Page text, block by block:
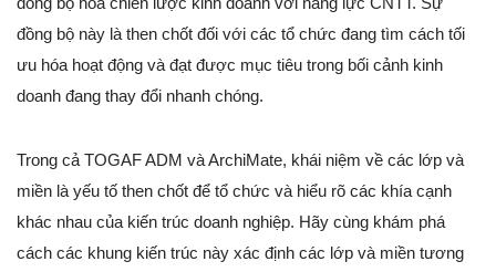
đồng bộ này là then chốt đối với các tổ chức đang tìm cách tối
ưu hóa hoạt động và đạt được mục tiêu trong bối cảnh kinh
doanh đang thay đổi nhanh chóng.
Trong cả TOGAF ADM và ArchiMate, khái niệm về các lớp và
miền là yếu tố then chốt để tổ chức và hiểu rõ các khía cạnh
khác nhau của kiến trúc doanh nghiệp. Hãy cùng khám phá
cách các khung kiến trúc này xác định các lớp và miền tương